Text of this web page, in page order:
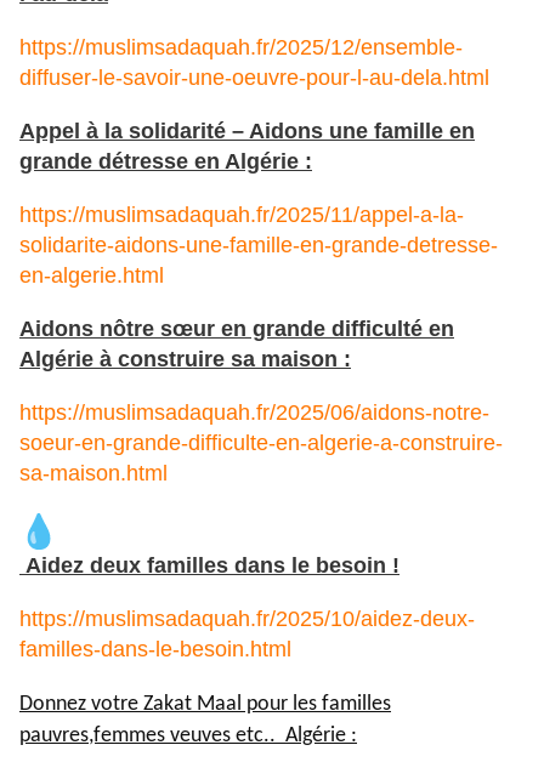
https://muslimsadaquah.fr/2025/12/ensemble-
diffuser-le-savoir-une-oeuvre-pour-l-au-dela.html
Appel à la solidarité – Aidons une famille en
grande détresse en Algérie :
https://muslimsadaquah.fr/2025/11/appel-a-la-
solidarite-aidons-une-famille-en-grande-detresse-
en-algerie.html
Aidons nôtre sœur en grande difficulté en
Algérie à construire sa maison :
https://muslimsadaquah.fr/2025/06/aidons-notre-
soeur-en-grande-difficulte-en-algerie-a-construire-
sa-maison.html
Aidez deux familles dans le besoin !
https://muslimsadaquah.fr/2025/10/aidez-deux-
familles-dans-le-besoin.html
Donnez votre Zakat Maal pour les familles
pauvres,femmes veuves etc.. Algérie :